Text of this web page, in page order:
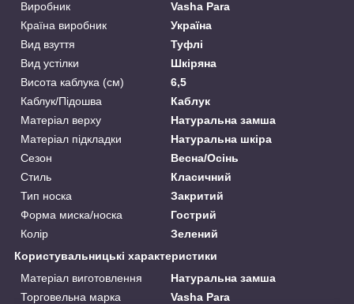
Виробник
Vasha Para
Країна виробник
Україна
Вид взуття
Туфлі
Вид устілки
Шкіряна
Висота каблука (см)
6,5
Каблук/Підошва
Каблук
Матеріал верху
Натуральна замша
Матеріал підкладки
Натуральна шкіра
Сезон
Весна/Осінь
Стиль
Класичний
Тип носка
Закритий
Форма миска/носка
Гострий
Колір
Зелений
Користувальницькі характеристики
Матеріал виготовлення
Натуральна замша
Торговельна марка
Vasha Para